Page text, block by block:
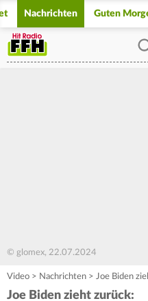
Nachrichten Guten
© glomex, 22.07.2024
Video > Nachrichten > Joe Biden
Joe Biden zieht zurück: